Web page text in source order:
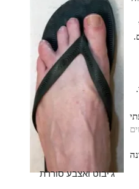
ג'יבוט ואצבע סוררת